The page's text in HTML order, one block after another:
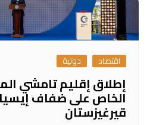
اقتصاد دولية
إطلاق إقليم تامشي
الخاص على ضفاف
قيرغيزستان